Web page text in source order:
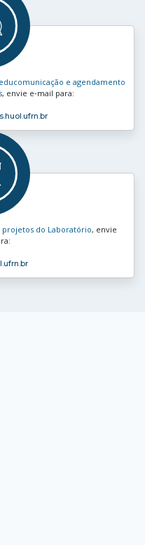
e agendamento
, envie e‑mail para:
projetos do Laboratório, envie